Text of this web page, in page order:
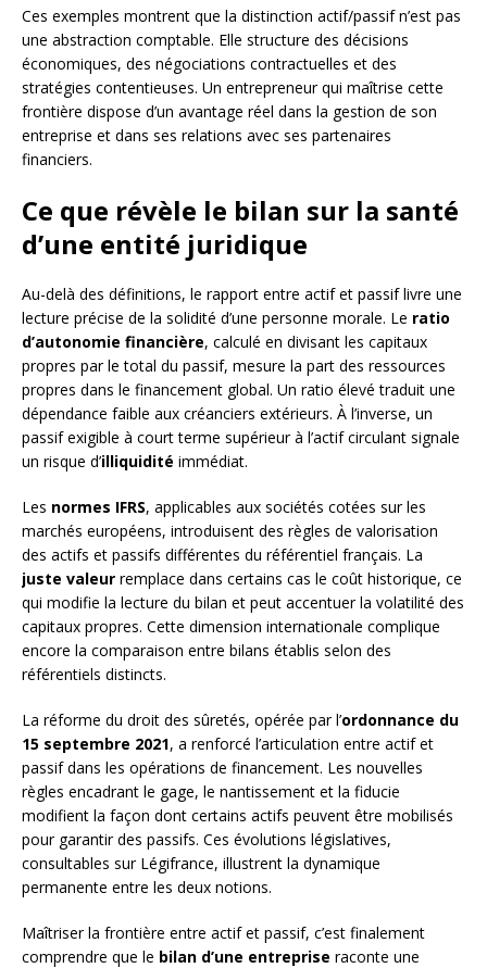
Ces exemples montrent que la distinction actif/passif n’est pas
une abstraction comptable. Elle structure des décisions
économiques, des négociations contractuelles et des
stratégies contentieuses. Un entrepreneur qui maîtrise cette
frontière dispose d’un avantage réel dans la gestion de son
entreprise et dans ses relations avec ses partenaires
financiers.
Ce que révèle le bilan sur la santé
d’une entité juridique
Au-delà des définitions, le rapport entre actif et passif livre une
lecture précise de la solidité d’une personne morale. Le ratio
d’autonomie financière, calculé en divisant les capitaux
propres par le total du passif, mesure la part des ressources
propres dans le financement global. Un ratio élevé traduit une
dépendance faible aux créanciers extérieurs. À l’inverse, un
passif exigible à court terme supérieur à l’actif circulant signale
un risque d’illiquidité immédiat.
Les normes IFRS, applicables aux sociétés cotées sur les
marchés européens, introduisent des règles de valorisation
des actifs et passifs différentes du référentiel français. La
juste valeur remplace dans certains cas le coût historique, ce
qui modifie la lecture du bilan et peut accentuer la volatilité des
capitaux propres. Cette dimension internationale complique
encore la comparaison entre bilans établis selon des
référentiels distincts.
La réforme du droit des sûretés, opérée par l’ordonnance du
15 septembre 2021, a renforcé l’articulation entre actif et
passif dans les opérations de financement. Les nouvelles
règles encadrant le gage, le nantissement et la fiducie
modifient la façon dont certains actifs peuvent être mobilisés
pour garantir des passifs. Ces évolutions législatives,
consultables sur Légifrance, illustrent la dynamique
permanente entre les deux notions.
Maîtriser la frontière entre actif et passif, c’est finalement
comprendre que le bilan d’une entreprise raconte une